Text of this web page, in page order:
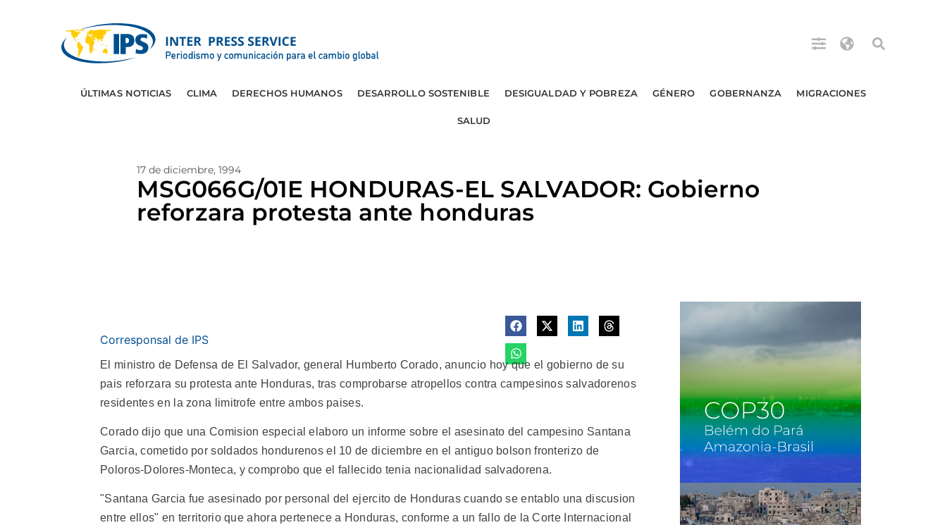
ÚLTIMAS NOTICIAS CLIMA DERECHOS HUMANOS DESARROLLO SOSTENIBLE DESIGUALDAD Y POBREZA GÉNERO GOBERNANZA MIGRACIONES
SALUD
17 de diciembre, 1994
MSG066G/01E HONDURAS-EL SALVADOR: Gobierno
reforzara protesta ante honduras
Corresponsal de IPS
El ministro de Defensa de El Salvador, general Humberto Corado, anuncio hoy que el gobierno de su
pais reforzara su protesta ante Honduras, tras comprobarse atropellos contra campesinos salvadorenos
residentes en la zona limitrofe entre ambos paises.
Corado dijo que una Comision especial elaboro un informe sobre el asesinato del campesino Santana
Garcia, cometido por soldados hondurenos el 10 de diciembre en el antiguo bolson fronterizo de
Poloros-Dolores-Monteca, y comprobo que el fallecido tenia nacionalidad salvadorena.
"Santana Garcia fue asesinado por personal del ejercito de Honduras cuando se entablo una discusion
entre ellos" en territorio que ahora pertenece a Honduras, conforme a un fallo de la Corte Internacional